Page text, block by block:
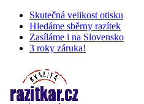
Skutečná velikost otisku
Hledáme sběrny razítek
Zasíláme i na Slovensko
3 roky záruka!